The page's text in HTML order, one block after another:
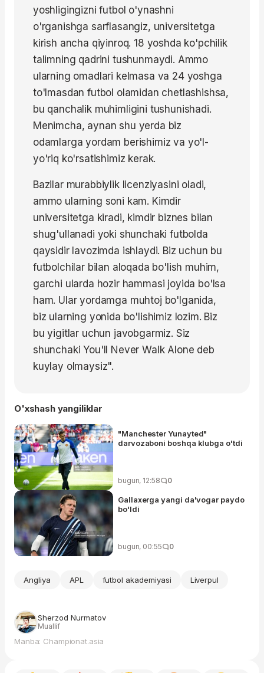
yoshligingizni futbol o'ynashni
o'rganishga sarflasangiz, universitetga
kirish ancha qiyinroq. 18 yoshda ko'pchilik
talimning qadrini tushunmaydi. Ammo
ularning omadlari kelmasa va 24 yoshga
to'lmasdan futbol olamidan chetlashishsa,
bu qanchalik muhimligini tushunishadi.
Menimcha, aynan shu yerda biz
odamlarga yordam berishimiz va yo'l-
yo'riq ko'rsatishimiz kerak.
Bazilar murabbiylik licenziyasini oladi,
ammo ularning soni kam. Kimdir
universitetga kiradi, kimdir biznes bilan
shug'ullanadi yoki shunchaki futbolda
qaysidir lavozimda ishlaydi. Biz uchun bu
futbolchilar bilan aloqada bo'lish muhim,
garchi ularda hozir hammasi joyida bo'lsa
ham. Ular yordamga muhtoj bo'lganida,
biz ularning yonida bo'lishimiz lozim. Biz
bu yigitlar uchun javobgarmiz. Siz
shunchaki You'll Never Walk Alone deb
kuylay olmaysiz".
O'xshash yangiliklar
"Manchester Yunayted"
darvozaboni boshqa klubga o'tdi
bugun, 12:58 0
Gallaxerga yangi da'vogar paydo
bo'ldi
bugun, 00:55 0
Angliya APL futbol akademiyasi Liverpul
Sherzod Nurmatov
Muallif
Manba: Championat.asia